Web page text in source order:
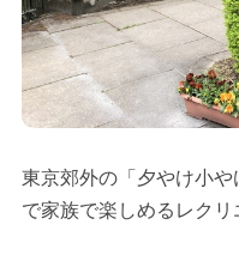
東京郊外の「夕やけ小
で家族で楽しめるレクリ